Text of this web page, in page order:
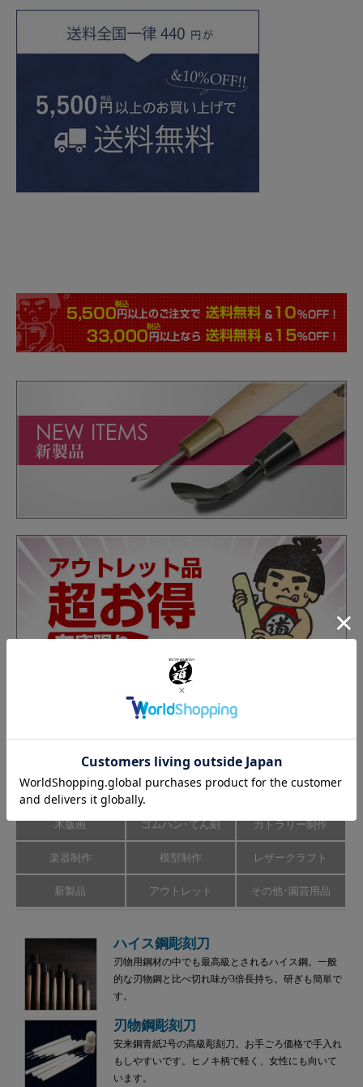
彫刻刀･のみ 彫刻道具 彫刻刀研ぎ機
木版画 ゴムハン･てん刻 カトラリー制作
楽器制作 模型制作 レザークラフト
新製品 アウトレット その他･園芸用品
ハイス鋼彫刻刀
刃物用鋼材の中でも最高級とされるハイス鋼。一般
的な刃物鋼と比べ切れ味が3倍長持ち。研ぎも簡単で
す。
刃物鋼彫刻刀
安来鋼青紙2号の高級彫刻刀。お手ごろ価格で手入れ
もしやすいです。ヒノキ柄で軽く、女性にも向いて
います。